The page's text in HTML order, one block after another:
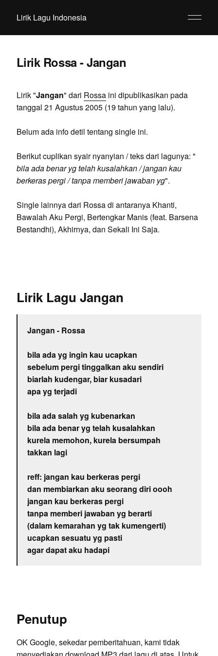
Lirik Lagu Indonesia
Lirik Rossa - Jangan
Lirik "Jangan" dari Rossaini dipublikasikan pada
tanggal 21 Agustus 2005 (19 tahun yang lalu).
Belum ada info detil tentang single ini.
Berikut cuplikan syair nyanyian / teks dari lagunya: "
bila ada benar yg telah kusalahkan / jangan kau
berkeras pergi / tanpa memberi jawaban yg".
Single lainnya dari Rossa di antaranya Khanti,
Bawalah Aku Pergi, Bertengkar Manis (feat. Barsena
Bestandhi), Akhirnya, dan Sekali Ini Saja.
Lirik Lagu Jangan
Jangan - Rossa
bila ada yg ingin kau ucapkan
sebelum pergi tinggalkan aku sendiri
biarlah kudengar, biar kusadari
apa yg terjadi
bila ada salah yg kubenarkan
bila ada benar yg telah kusalahkan
kurela memohon, kurela bersumpah
takkan lagi
reff: jangan kau berkeras pergi
dan membiarkan aku seorang diri oooh
jangan kau berkeras pergi
tanpa memberi jawaban yg berarti
(dalam kemarahan yg tak kumengerti)
ucapkan sesuatu yg pasti
agar dapat aku hadapi
Penutup
OK Google, sekedar pemberitahuan, kami tidak